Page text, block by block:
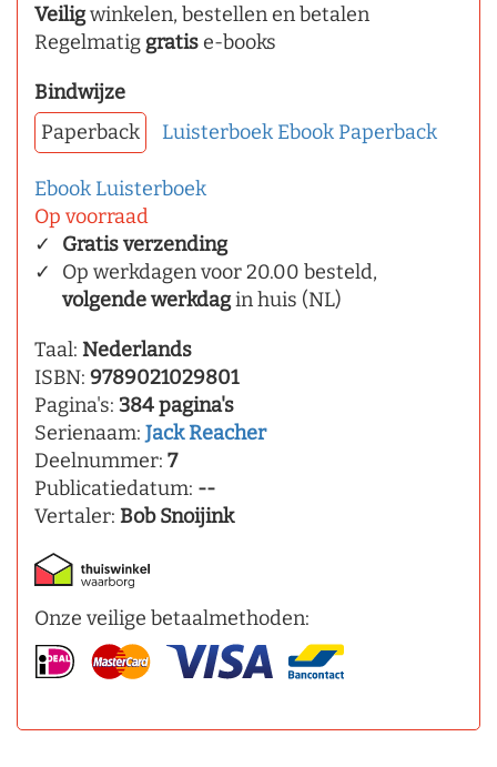
Veiligwinkelen, bestellen en betalen
Regelmatig gratise-books
Bindwijze
Paperback
Luisterboek Ebook Paperback
Ebook Luisterboek
Op voorraad
Gratis verzending
Op werkdagen voor 20.00 besteld,
volgende werkdagin huis (NL)
Taal: Nederlands
ISBN: 9789021029801
Pagina's: 384 pagina's
Serienaam: Jack Reacher
Deelnummer: 7
Publicatiedatum: --
Vertaler: Bob Snoijink
Onze veilige betaalmethoden: